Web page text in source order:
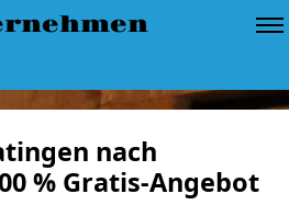
nach
% Gratis-Angebot